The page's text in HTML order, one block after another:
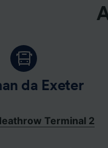
da Exeter
Terminal 2